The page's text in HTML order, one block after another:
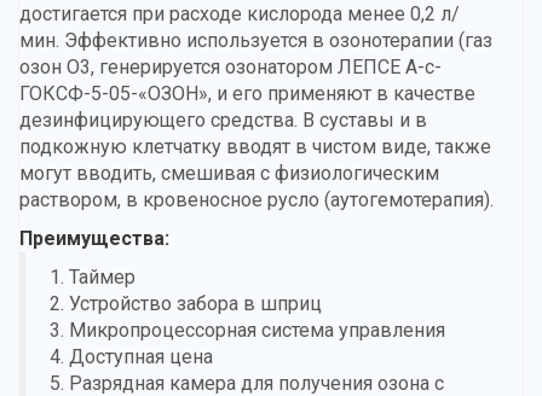
достигается при расходе кислорода менее 0,2 л/
мин. Эффективно используется в озонотерапии (газ
озон O3, генерируется озонатором ЛЕПСЕ А-с-
ГОКСФ-5-05-«ОЗОН», и его применяют в качестве
дезинфицирующего средства. В суставы и в
подкожную клетчатку вводят в чистом виде, также
могут вводить, смешивая с физиологическим
раствором, в кровеносное русло (аутогемотерапия).
Преимущества:
1. Таймер
2. Устройство забора в шприц
3. Микропроцессорная система управления
4. Доступная цена
5. Разрядная камера для получения озона с